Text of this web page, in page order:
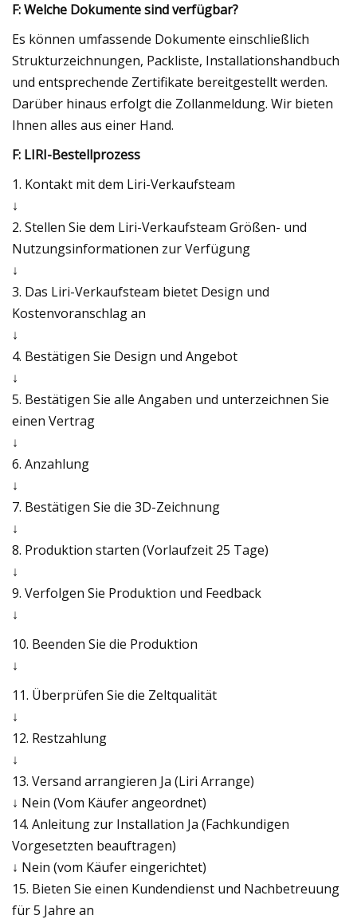
F: Welche Dokumente sind verfügbar?
Es können umfassende Dokumente einschließlich
Strukturzeichnungen, Packliste, Installationshandbuch
und entsprechende Zertifikate bereitgestellt werden.
Darüber hinaus erfolgt die Zollanmeldung. Wir bieten
Ihnen alles aus einer Hand.
F: LIRI-Bestellprozess
1. Kontakt mit dem Liri-Verkaufsteam
↓
2. Stellen Sie dem Liri-Verkaufsteam Größen- und
Nutzungsinformationen zur Verfügung
↓
3. Das Liri-Verkaufsteam bietet Design und
Kostenvoranschlag an
↓
4. Bestätigen Sie Design und Angebot
↓
5. Bestätigen Sie alle Angaben und unterzeichnen Sie
einen Vertrag
↓
6. Anzahlung
↓
7. Bestätigen Sie die 3D-Zeichnung
↓
8. Produktion starten (Vorlaufzeit 25 Tage)
↓
9. Verfolgen Sie Produktion und Feedback
↓
10. Beenden Sie die Produktion
↓
11. Überprüfen Sie die Zeltqualität
↓
12. Restzahlung
↓
13. Versand arrangieren Ja (Liri Arrange)
↓ Nein (Vom Käufer angeordnet)
14. Anleitung zur Installation Ja (Fachkundigen
Vorgesetzten beauftragen)
↓ Nein (vom Käufer eingerichtet)
15. Bieten Sie einen Kundendienst und Nachbetreuung
für 5 Jahre an